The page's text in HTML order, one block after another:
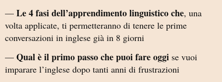
— Le 4 fasi dell’apprendimento linguistico che, una
volta applicate, ti permetteranno di tenere le prime
conversazioni in inglese già in 8 giorni
— Qual è il primo passo che puoi fare oggi se vuoi
imparare l’inglese dopo tanti anni di frustrazioni